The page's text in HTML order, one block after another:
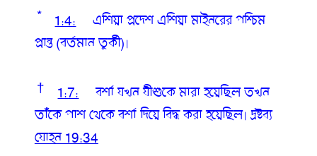
* 1:4: এশিয়া প্রদেশএশিয়া মাইনরের পশ্চিম
প্রান্ত (বর্তমান তুর্কী)৷
† 1:7: বর্শাযখন যীশুকে মারা হয়েছিল তখন
তাঁকে পাশ থেকে বর্শা দিয়ে বিদ্ধ করা হয়েছিল৷ দ্রষ্টব্য
যোহন 19:34